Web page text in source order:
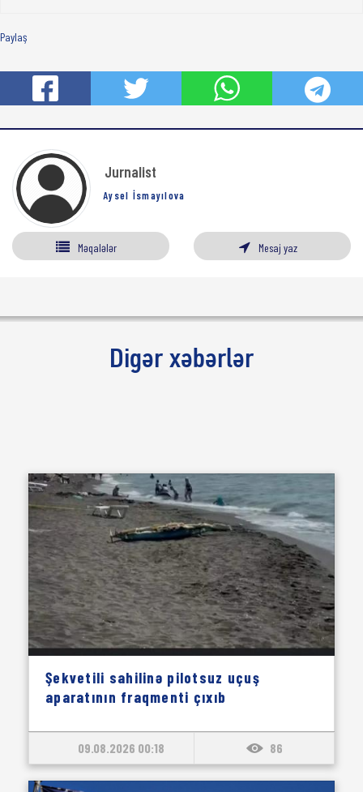
Paylaş
Jurnalist
Aysel İsmayılova
Məqalələr Mesaj yaz
Digər xəbərlər
Şekvetili sahilinə pilotsuz uçuş
aparatının fraqmenti çıxıb
09.08.2026 00:18 86